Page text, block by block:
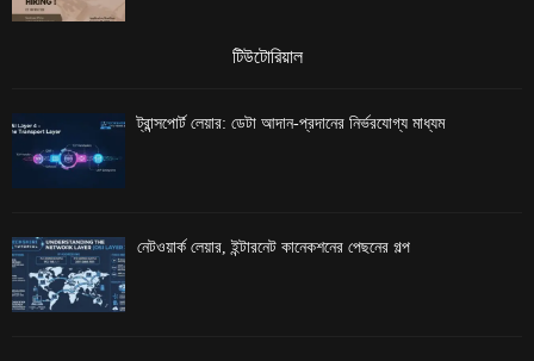
টিউটোরিয়াল
ট্রান্সপোর্ট লেয়ার: ডেটা আদান-প্রদানের নির্ভরযোগ্য মাধ্যম
নেটওয়ার্ক লেয়ার, ইন্টারনেট কানেকশনের পেছনের গল্প